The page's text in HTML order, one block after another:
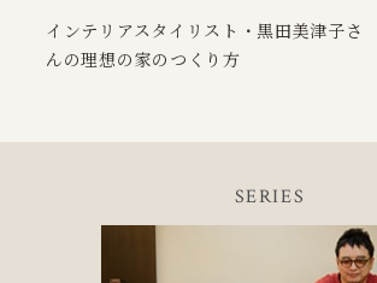
インテリアスタイリスト・黒田美津子さ
んの理想の家のつくり方
SERIES